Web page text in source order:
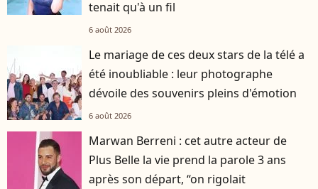
tenait qu'à un fil
6 août 2026
Le mariage de ces deux stars de la télé a
été inoubliable : leur photographe
dévoile des souvenirs pleins d'émotion
6 août 2026
Marwan Berreni : cet autre acteur de
Plus Belle la vie prend la parole 3 ans
après son départ, “on rigolait